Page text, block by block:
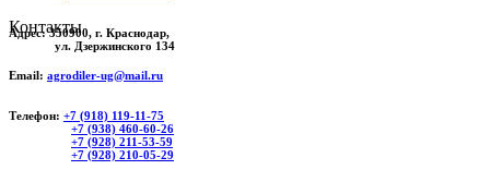
Контакты
Адрес:350900, г. Краснодар,
ул. Дзержинского 134
Email: agrodiler-ug@mail.ru
Телефон: +7 (918) 119-11-75
+7 (938) 460-60-26
+7 (928) 211-53-59
+7 (928) 210-05-29